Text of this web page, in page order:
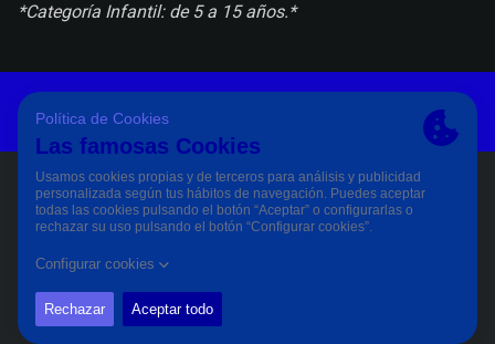
*Categoría Infantil: de 5 a 15 años.*
Política De Cookies
PÀGINA OFICIAL © CD ELDENSE 2023